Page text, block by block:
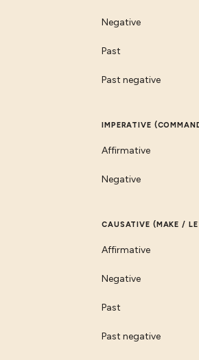
Negative
Past
Past negative
IMPERATIVE
Affirmative
Negative
CAUSATIVE (MAKE /
Affirmative
Negative
Past
Past negative